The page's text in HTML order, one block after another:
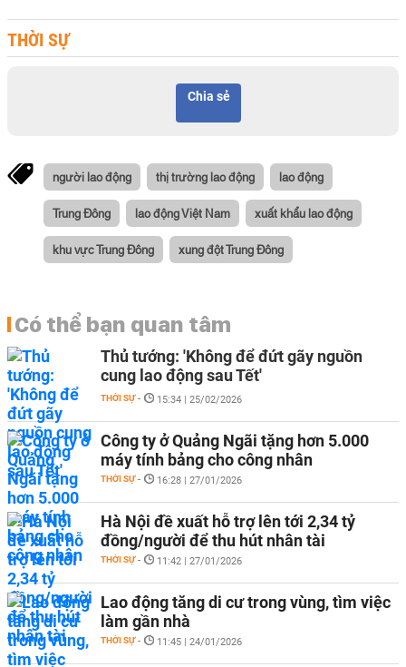
THỜI SỰ
Chia sẻ
người lao động thị trường lao động lao động
Trung Đông lao động Việt Nam xuất khẩu lao động
khu vực Trung Đông xung đột Trung Đông
Có thể bạn quan tâm
Thủ tướng: 'Không để đứt gãy nguồn
cung lao động sau Tết'
THỜI SỰ - 15:34 | 25/02/2026
Công ty ở Quảng Ngãi tặng hơn 5.000
máy tính bảng cho công nhân
THỜI SỰ - 16:28 | 27/01/2026
Hà Nội đề xuất hỗ trợ lên tới 2,34 tỷ
đồng/người để thu hút nhân tài
THỜI SỰ - 11:42 | 27/01/2026
Lao động tăng di cư trong vùng, tìm việc
làm gần nhà
THỜI SỰ - 11:45 | 24/01/2026